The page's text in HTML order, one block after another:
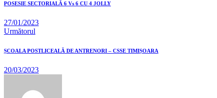
POSESIE SECTORIALĂ 6 Vs 6 CU 4 JOLLY
27/01/2023
Următorul
ȘCOALA POSTLICEALĂ DE ANTRENORI – CSSE TIMIȘOARA
20/03/2023